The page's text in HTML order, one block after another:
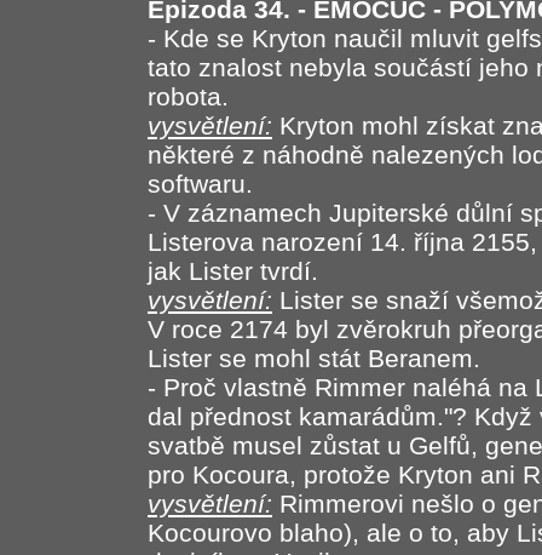
Epizoda 34. - EMOCUC -
- Kde se Kryton naučil mluvit
tato znalost nebyla součástí
robota.
vysvětlení: Kryton mohl získat
některé z náhodně nalezených
softwaru.
- V záznamech Jupiterské důlní
Listerova narození 14. října
jak Lister tvrdí.
vysvětlení: Lister se snaží
V roce 2174 byl zvěrokruh
Lister se mohl stát Beranem.
- Proč vlastně Rimmer naléhá
dal přednost kamarádům."?
svatbě musel zůstat u Gelfů,
pro Kocoura, protože Kryton ani
vysvětlení: Rimmerovi nešlo o
Kocourovo blaho), ale o to, aby